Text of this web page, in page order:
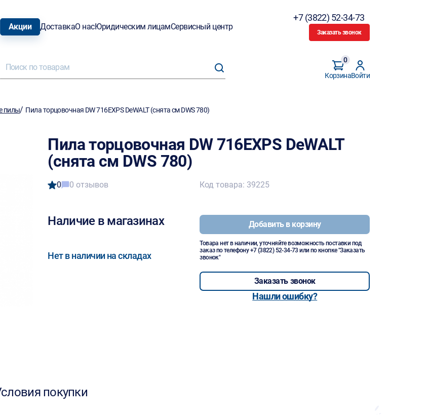
Акции ДоставкаО насЮридическим лицамСервисный центр
+7 (3822) 52-34-73
Заказать звонок
Корзина
0
Войти
пилы/ Пила торцовочная DW 716EXPS DeWALT (снята см DWS 780)
Пила торцовочная DW 716EXPS DeWALT
(снята см DWS 780)
0 0 отзывов
Наличие в магазинах
Нет в наличии на складах
Код товара: 39225
Добавить в корзину
Товара нет в наличии, уточняйте возможность поставки под
заказ по телефону+7 (3822) 52-34-73 или по кнопке "Заказать
звонок"
Заказать звонок
Нашли ошибку?
покупки